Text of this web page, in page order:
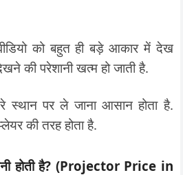
को बहुत ही बड़े आकार में देख
परेशानी खत्म हो जाती है.
पर ले जाना आसान होता है.
की तरह होता है.
होती है? (Projector Price in